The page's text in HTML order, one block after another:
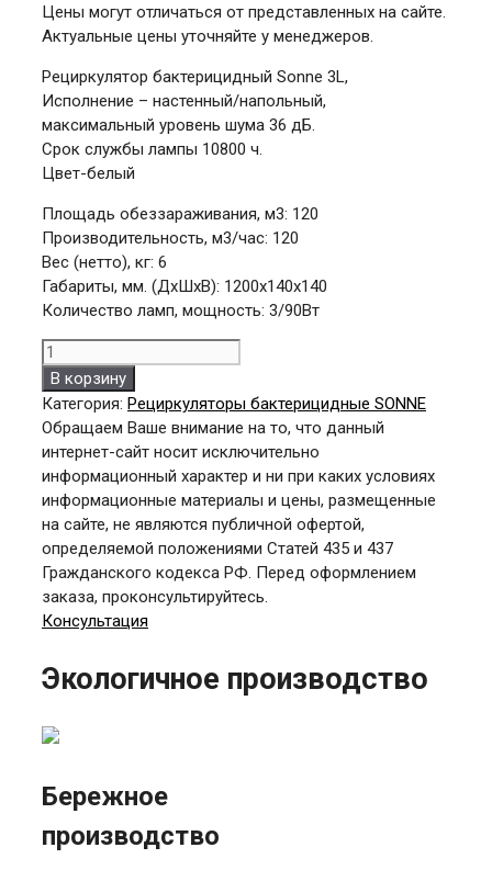
Цены могут отличаться от представленных на сайте.
Актуальные цены уточняйте у менеджеров.
Рециркулятор бактерицидный Sonne 3L,
Исполнение – настенный/напольный,
максимальный уровень шума 36 дБ.
Срок службы лампы 10800 ч.
Цвет-белый
Площадь обеззараживания, м3: 120
Производительность, м3/час: 120
Вес (нетто), кг: 6
Габариты, мм. (ДхШхВ): 1200x140x140
Количество ламп, мощность: 3/90Вт
Количество
товара
SONNE
3.L
В корзину
Категория: Рециркуляторы бактерицидные SONNE
Обращаем Ваше внимание на то, что данный
интернет-сайт носит исключительно
информационный характер и ни при каких условиях
информационные материалы и цены, размещенные
на сайте, не являются публичной офертой,
определяемой положениями Статей 435 и 437
Гражданского кодекса РФ. Перед оформлением
заказа, проконсультируйтесь.
Консультация
Экологичное производство
Бережное
производство